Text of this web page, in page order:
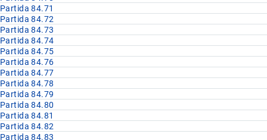
Partida 84.71
Partida 84.72
Partida 84.73
Partida 84.74
Partida 84.75
Partida 84.76
Partida 84.77
Partida 84.78
Partida 84.79
Partida 84.80
Partida 84.81
Partida 84.82
Partida 84.83